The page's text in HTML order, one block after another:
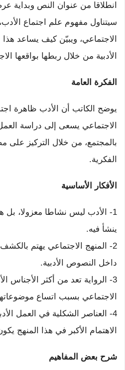
انطلاقا من عنوان النص وبداية
سيتناول مفهوم علم اجتماع
الاجتماعي، ويبيّن كيف يساعد
الأدبية من خلال ربطها بواقعها
الفكرة العامة
يوضح الكاتب أن الأدب ظاهرة
الاجتماعي يسعى إلى دراسة
بالمجتمع، من خلال التركيز على
الفكرية.
الأفكار الأساسية
1- الأدب ليس نشاطا معزولا، بل
ينشأ فيه.
2- المنهج الاجتماعي يهتم
داخل النصوص الأدبية.
3- الرواية تعد من أكثر الأجناس
الاجتماعي بسبب اتساع
4- العناصر الشكلية في العمل
الاهتمام الأكبر في هذا المنهج
شرح بعض المفاهيم